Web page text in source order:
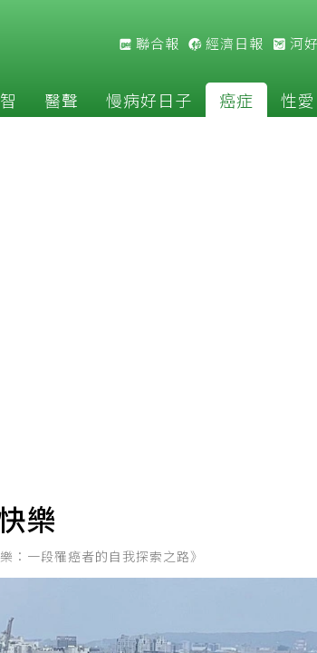
聯合報 經濟日報 河
醫聲 慢病好日子 癌症 性愛
樂
：一段罹癌者的自我探索之路》